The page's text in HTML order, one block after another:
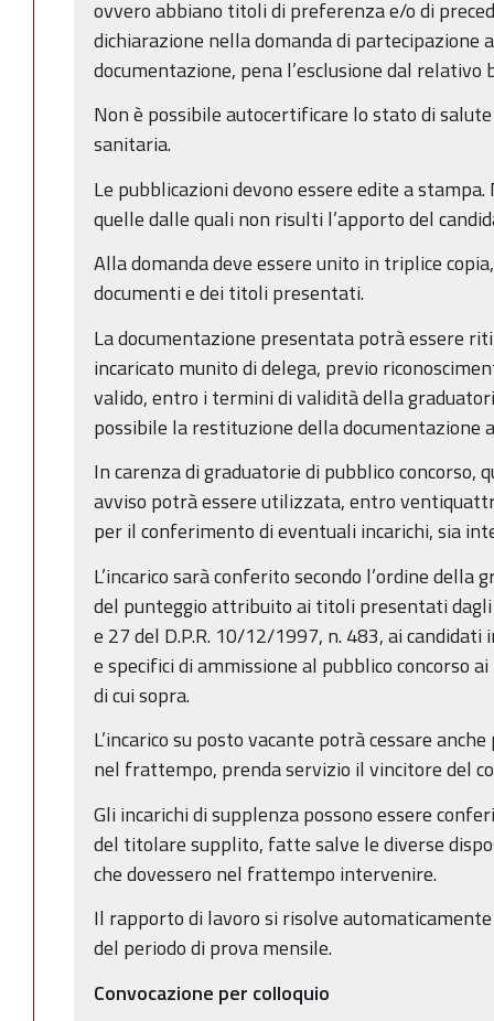
ovvero abbiano titoli di preferenza e/o di
dichiarazione nella domanda di partecipazione
documentazione, pena l’esclusione dal relativo
Non è possibile autocertificare lo stato di
sanitaria.
Le pubblicazioni devono essere edite a
quelle dalle quali non risulti l’apporto del
Alla domanda deve essere unito in triplice
documenti e dei titoli presentati.
La documentazione presentata potrà essere
incaricato munito di delega, previo
valido, entro i termini di validità della
possibile la restituzione della documentazione
In carenza di graduatorie di pubblico
avviso potrà essere utilizzata, entro
per il conferimento di eventuali incarichi, sia
L’incarico sarà conferito secondo l’ordine
del punteggio attribuito ai titoli presentati
e 27 del D.P.R. 10/12/1997, n. 483, ai
e specifici di ammissione al pubblico concorso
di cui sopra.
L’incarico su posto vacante potrà cessare
nel frattempo, prenda servizio il vincitore del
Gli incarichi di supplenza possono essere
del titolare supplito, fatte salve le diverse
che dovessero nel frattempo intervenire.
Il rapporto di lavoro si risolve
del periodo di prova mensile.
Convocazione per colloquio